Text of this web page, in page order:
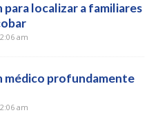
localizar a familiares
am
médico profundamente
am